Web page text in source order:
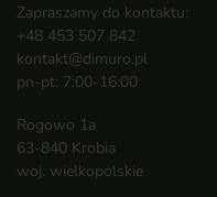
Zapraszamy do kontaktu:
+48 453 507 842
kontakt@dimuro.pl
pn-pt: 7:00-16:00
Rogowo 1a
63-840 Krobia
woj. wielkopolskie